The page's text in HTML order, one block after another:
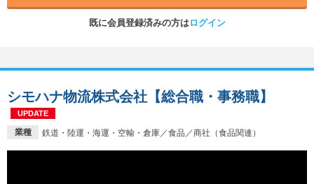
既に会員登録済みの方はログイン
業種 鉄道・陸運・海運・空輸・倉庫／食品／商社（食品関連）
シモハナ物流株式会社【総合職・事務職】
UPDATE